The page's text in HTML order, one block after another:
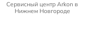
Сервисный центр Arkon в
Нижнем Новгороде